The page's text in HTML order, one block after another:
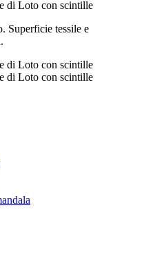
Superficie tessile e